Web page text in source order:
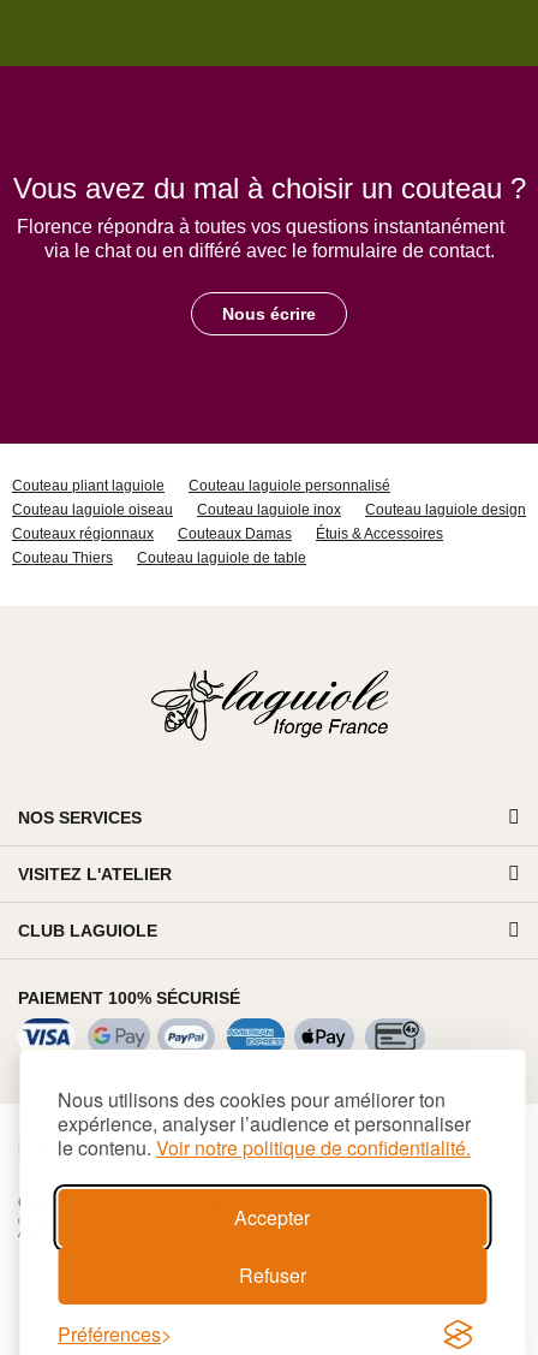
Nous utilisons des cookies pour améliorer ton
expérience, analyser l’audience et personnaliser
le contenu. Voir notre politique de confidentialité.
Accepter
Refuser
Préférences
Vous avez du mal à choisir un couteau ?
Florence répondra à toutes vos questions instantanément
via le chat ou en différé avec le formulaire de contact.
Nous écrire
Couteau pliant laguiole
Couteau laguiole personnalisé
Couteau laguiole oiseau
Couteau laguiole inox
Couteau laguiole design
Couteaux régionnaux
Couteaux Damas
Étuis & Accessoires
Couteau Thiers
Couteau laguiole de table
NOS SERVICES
VISITEZ L'ATELIER
CLUB LAGUIOLE
PAIEMENT 100% SÉCURISÉ
€ EUR
Cookies
© 2026 LAGUIOLE Iforge BP 10 - 63550 PALLADUC SIREN 944 105 808 00017 - Code
APE 284 A